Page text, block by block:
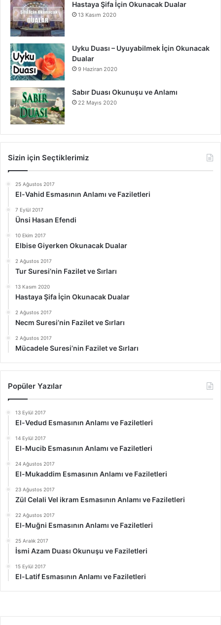
Hastaya Şifa İçin Okunacak Dualar
13 Kasım 2020
Uyku Duası – Uyuyabilmek İçin Okunacak
Dualar
9 Haziran 2020
Sabır Duası Okunuşu ve Anlamı
22 Mayıs 2020
Sizin için Seçtiklerimiz
25 Ağustos 2017
El-Vahid Esmasının Anlamı ve Faziletleri
7 Eylül 2017
Ünsi Hasan Efendi
10 Ekim 2017
Elbise Giyerken Okunacak Dualar
2 Ağustos 2017
Tur Suresi’nin Fazilet ve Sırları
13 Kasım 2020
Hastaya Şifa İçin Okunacak Dualar
2 Ağustos 2017
Necm Suresi’nin Fazilet ve Sırları
2 Ağustos 2017
Mücadele Suresi’nin Fazilet ve Sırları
Popüler Yazılar
13 Eylül 2017
El-Vedud Esmasının Anlamı ve Faziletleri
14 Eylül 2017
El-Mucib Esmasının Anlamı ve Faziletleri
24 Ağustos 2017
El-Mukaddim Esmasının Anlamı ve Faziletleri
23 Ağustos 2017
Zül Celali Vel ikram Esmasının Anlamı ve Faziletleri
22 Ağustos 2017
El-Muğni Esmasının Anlamı ve Faziletleri
25 Aralık 2017
İsmi Azam Duası Okunuşu ve Faziletleri
15 Eylül 2017
El-Latif Esmasının Anlamı ve Faziletleri